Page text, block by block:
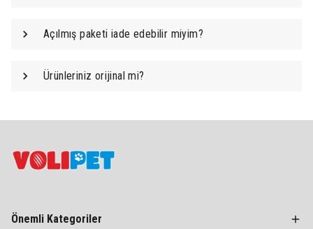
Açılmış paketi iade edebilir miyim?
Ürünleriniz orijinal mi?
Önemli Kategoriler